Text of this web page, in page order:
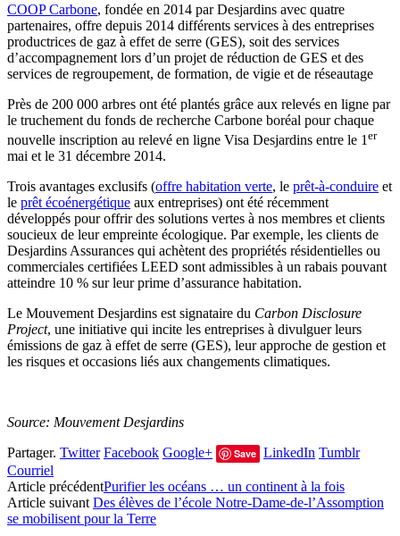
COOP Carbone, fondée en 2014 par Desjardins avec quatre
partenaires, offre depuis 2014 différents services à des entreprises
productrices de gaz à effet de serre (GES), soit des services
d’accompagnement lors d’un projet de réduction de GES et des
services de regroupement, de formation, de vigie et de réseautage
Près de 200 000 arbres ont été plantés grâce aux relevés en ligne par
le truchement du fonds de recherche Carbone boréal pour chaque
nouvelle inscription au relevé en ligne Visa Desjardins entre le 1 er
mai et le 31 décembre 2014.
Trois avantages exclusifs (offre habitation verte, le prêt-à-conduire et
le prêt écoénergétique aux entreprises) ont été récemment
développés pour offrir des solutions vertes à nos membres et clients
soucieux de leur empreinte écologique. Par exemple, les clients de
Desjardins Assurances qui achètent des propriétés résidentielles ou
commerciales certifiées LEED sont admissibles à un rabais pouvant
atteindre 10 % sur leur prime d’assurance habitation.
Le Mouvement Desjardins est signataire du Carbon Disclosure
Project, une initiative qui incite les entreprises à divulguer leurs
émissions de gaz à effet de serre (GES), leur approche de gestion et
les risques et occasions liés aux changements climatiques.
Source: Mouvement Desjardins
Partager. Twitter Facebook Google+ Save LinkedIn Tumblr
Courriel
Article précédentPurifier les océans … un continent à la fois
Article suivant Des élèves de l’école Notre-Dame-de-l’Assomption
se mobilisent pour la Terre